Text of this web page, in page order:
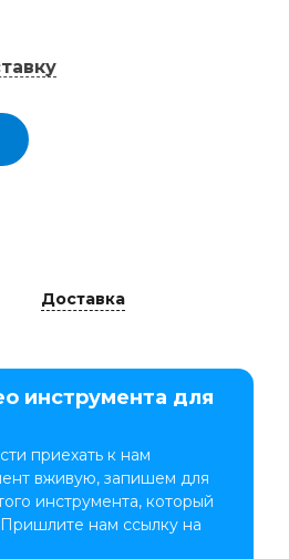
Доставка
инструмента для
приехать к нам
вживую, запишем для
инструмента, который
Пришлите нам ссылку на